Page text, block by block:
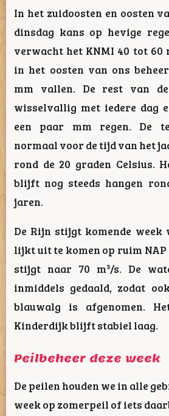
In het zuidoosten en oosten
dinsdag kans op hevige
verwacht het KNMI 40 tot 60
in het oosten van ons
mm vallen. De rest van
wisselvallig met iedere dag
een paar mm regen. De
normaal voor de tijd van het
rond de 20 graden Celsius.
blijft nog steeds hangen
jaren.
De Rijn stijgt komende
lijkt uit te komen op ruim NAP
stijgt naar 70 m³/s. De
inmiddels gedaald, zodat
blauwalg is afgenomen.
Kinderdijk blijft stabiel laag.
Peilbeheer deze week
De peilen houden we in alle
week op zomerpeil of iets